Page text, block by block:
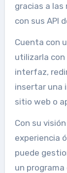
gracias a
con sus API
Cuenta con
utilizarla con
interfaz,
insertar una
sitio web o
Con su
experiencia
puede
un programa